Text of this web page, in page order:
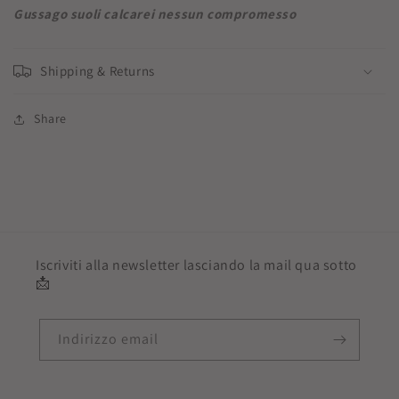
Gussago suoli calcarei nessun compromesso
Shipping & Returns
Share
Iscriviti alla newsletter lasciando la mail qua sotto
📩
Indirizzo email